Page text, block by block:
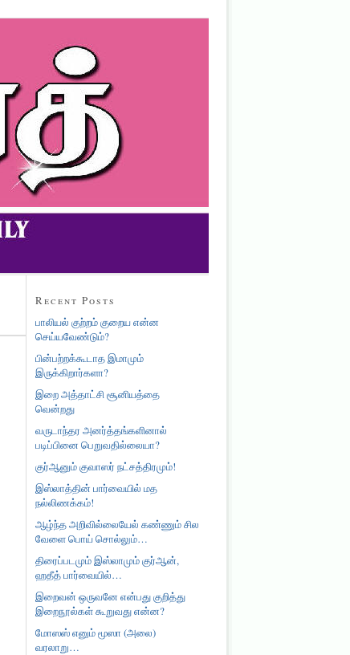
Recent Posts
பாலியல் குற்றம் குறைய என்ன
செய்யவேண்டும்?
பின்பற்றக்கூடாத இமாமும்
இருக்கிறார்களா?
இறை அத்தாட்சி சூனியத்தை
வென்றது
வருடாந்தர அனர்த்தங்களினால்
படிப்பினை பெறுவதில்லையா?
குர்ஆனும் குவாஸர் நட்சத்திரமும்!
இஸ்லாத்தின் பார்வையில் மத
நல்லிணக்கம்!
ஆழ்ந்த அறிவில்லையேல் கண்ணும் சில
வேளை பொய் சொல்லும்…
திரைப்படமும் இஸ்லாமும் குர்ஆன்,
ஹதீத் பார்வையில்…
இறைவன் ஒருவனே என்பது குறித்து
இறைநூல்கள் கூறுவது என்ன?
மோஸஸ் எனும் மூஸா (அலை)
வரலாறு…